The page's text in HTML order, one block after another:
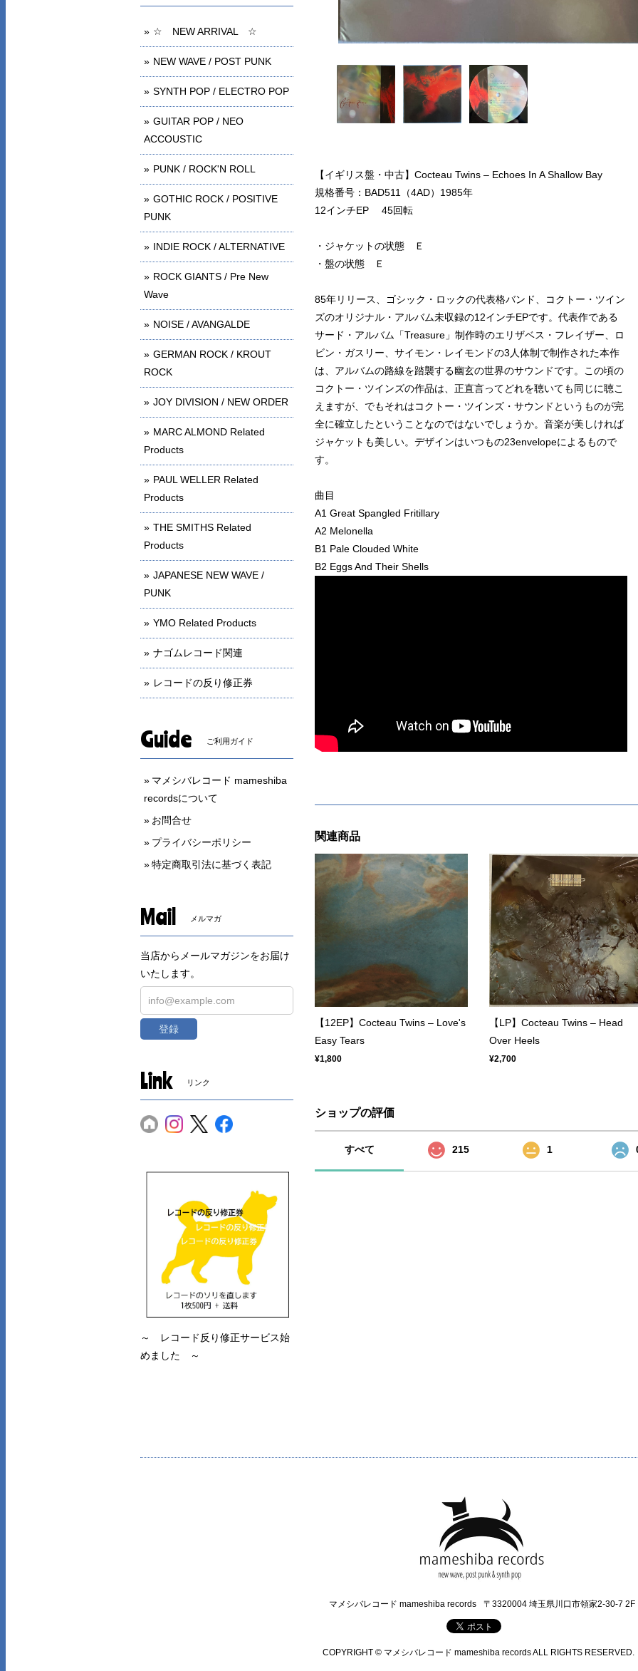
【イギリス盤・中古】Cocteau Twins – Echoes In A Shallow Bay
規格番号：BAD511（4AD）1985年
12インチEP 45回転
・ジャケットの状態 Ｅ
・盤の状態 Ｅ
85年リリース、ゴシック・ロックの代表格バンド、コクトー・ツイン
ズのオリジナル・アルバム未収録の12インチEPです。代表作である
サード・アルバム「Treasure」制作時のエリザベス・フレイザー、ロ
ビン・ガスリー、サイモン・レイモンドの3人体制で制作された本作
は、アルバムの路線を踏襲する幽玄の世界のサウンドです。この頃の
コクトー・ツインズの作品は、正直言ってどれを聴いても同じに聴こ
えますが、でもそれはコクトー・ツインズ・サウンドというものが完
全に確立したということなのではないでしょうか。音楽が美しければ
ジャケットも美しい。デザインはいつもの23envelopeによるもので
す。
曲目
A1 Great Spangled Fritillary
A2 Melonella
B1 Pale Clouded White
B2 Eggs And Their Shells
関連商品
【12EP】Cocteau Twins – Love's
Easy Tears
¥1,800
【LP】Cocteau Twins – Head
Over Heels
¥2,700
ショップの評価
すべて 215 1
☆ NEW ARRIVAL ☆
NEW WAVE / POST PUNK
SYNTH POP / ELECTRO POP
GUITAR POP / NEO
ACCOUSTIC
PUNK / ROCK'N ROLL
GOTHIC ROCK / POSITIVE
PUNK
INDIE ROCK / ALTERNATIVE
ROCK GIANTS / Pre New
Wave
NOISE / AVANGALDE
GERMAN ROCK / KROUT
ROCK
JOY DIVISION / NEW ORDER
MARC ALMOND Related
Products
PAUL WELLER Related
Products
THE SMITHS Related
Products
JAPANESE NEW WAVE /
PUNK
YMO Related Products
ナゴムレコード関連
レコードの反り修正券
Guide ご利用ガイド
マメシバレコード mameshiba
recordsについて
お問合せ
プライバシーポリシー
特定商取引法に基づく表記
Mail メルマガ
当店からメールマガジンをお届け
いたします。
登録
Link リンク
～ レコード反り修正サービス始
めました ～
マメシバレコード mameshiba records 〒3320004 埼玉県川口市領家2-30-7 2F
COPYRIGHT © マメシバレコード mameshiba records ALL RIGHTS RESERVED.